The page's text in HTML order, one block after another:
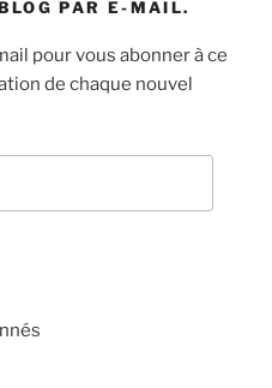
PAR E-MAIL.
pour vous abonner à ce
de chaque nouvel